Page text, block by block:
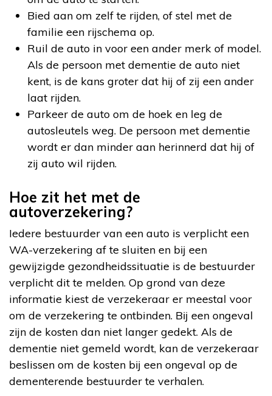
Bied aan om zelf te rijden, of stel met de
familie een rijschema op.
Ruil de auto in voor een ander merk of model.
Als de persoon met dementie de auto niet
kent, is de kans groter dat hij of zij een ander
laat rijden.
Parkeer de auto om de hoek en leg de
autosleutels weg. De persoon met dementie
wordt er dan minder aan herinnerd dat hij of
zij auto wil rijden.
Hoe zit het met de
autoverzekering?
Iedere bestuurder van een auto is verplicht een
WA-verzekering af te sluiten en bij een
gewijzigde gezondheidssituatie is de bestuurder
verplicht dit te melden. Op grond van deze
informatie kiest de verzekeraar er meestal voor
om de verzekering te ontbinden. Bij een ongeval
zijn de kosten dan niet langer gedekt. Als de
dementie niet gemeld wordt, kan de verzekeraar
beslissen om de kosten bij een ongeval op de
dementerende bestuurder te verhalen.